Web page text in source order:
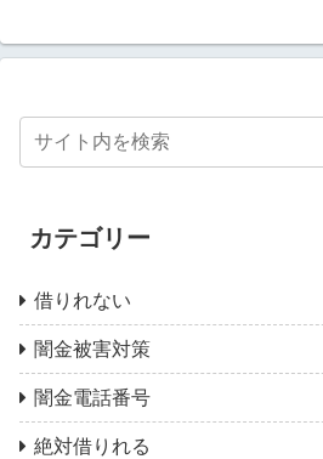
カテゴリー
借りれない
闇金被害対策
闇金電話番号
絶対借りれる